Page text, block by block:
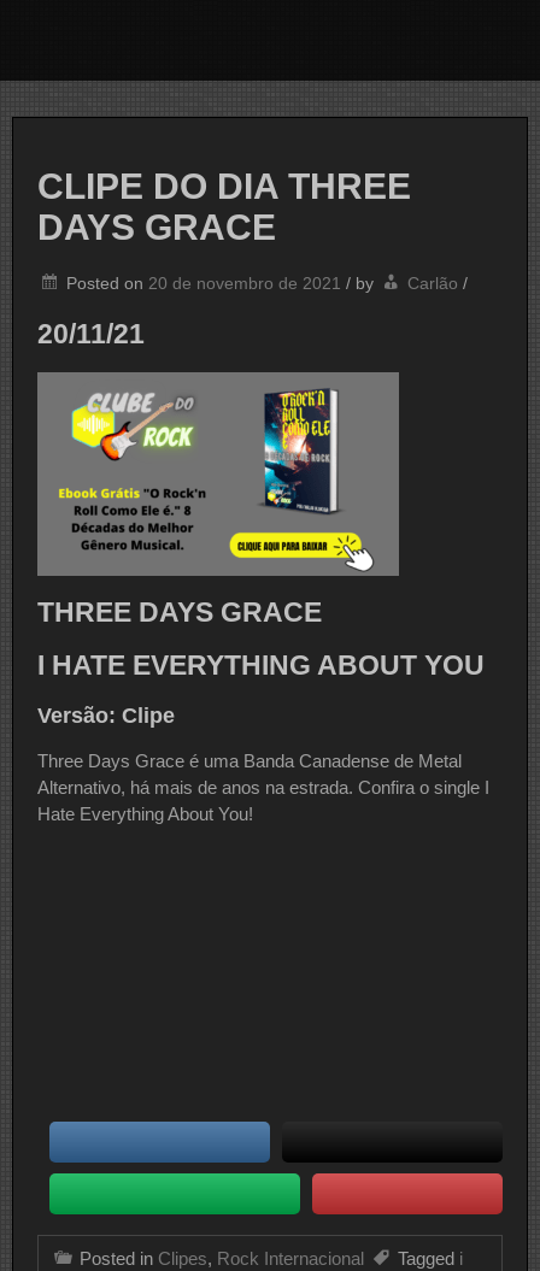
CLIPE DO DIA THREE
DAYS GRACE
Posted on 20 de novembro de 2021 / by Carlão /
20/11/21
THREE DAYS GRACE
I HATE EVERYTHING ABOUT YOU
Versão: Clipe
Three Days Grace é uma Banda Canadense de Metal
Alternativo, há mais de anos na estrada. Confira o single I
Hate Everything About You!
Posted in Clipes, Rock Internacional Tagged i